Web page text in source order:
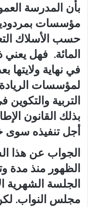
بأن المدرسة
مؤسسات
المائة. فهل
في نهاية ولايتها
لمؤسسات
التربية
أجل تنفيذه
الجواب عن هذا
الظهور منذ مدة
الجلسة الشهرية
مجلس النواب.